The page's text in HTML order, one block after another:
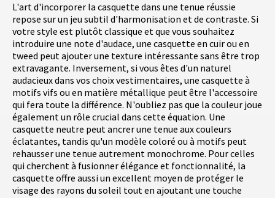
L'art d'incorporer la casquette dans une tenue réussie
repose sur un jeu subtil d'harmonisation et de contraste. Si
votre style est plutôt classique et que vous souhaitez
introduire une note d'audace, une casquette en cuir ou en
tweed peut ajouter une texture intéressante sans être trop
extravagante. Inversement, si vous êtes d'un naturel
audacieux dans vos choix vestimentaires, une casquette à
motifs vifs ou en matière métallique peut être l'accessoire
qui fera toute la différence. N'oubliez pas que la couleur joue
également un rôle crucial dans cette équation. Une
casquette neutre peut ancrer une tenue aux couleurs
éclatantes, tandis qu'un modèle coloré ou à motifs peut
rehausser une tenue autrement monochrome. Pour celles
qui cherchent à fusionner élégance et fonctionnalité, la
casquette offre aussi un excellent moyen de protéger le
visage des rayons du soleil tout en ajoutant une touche